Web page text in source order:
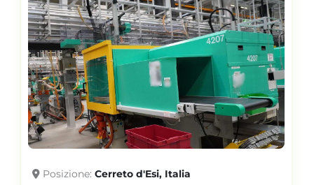
Posizione Cerreto d'Esi, Italia